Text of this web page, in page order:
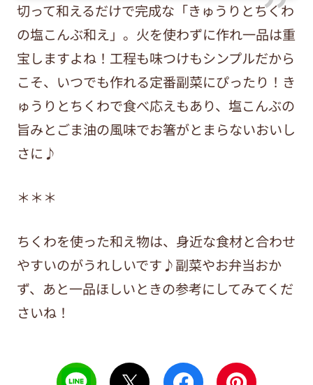
切って和えるだけで完成な「きゅうりとちくわ
の塩こんぶ和え」。火を使わずに作れ一品は重
宝しますよね！工程も味つけもシンプルだから
こそ、いつでも作れる定番副菜にぴったり！き
ゅうりとちくわで食べ応えもあり、塩こんぶの
旨みとごま油の風味でお箸がとまらないおいし
さに♪
＊＊＊
ちくわを使った和え物は、身近な食材と合わせ
やすいのがうれしいです♪副菜やお弁当おか
ず、あと一品ほしいときの参考にしてみてくだ
さいね！